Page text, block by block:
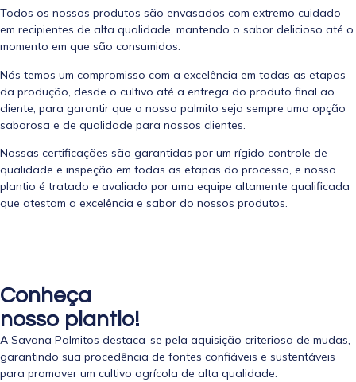
Todos os nossos produtos são envasados com extremo cuidado
em recipientes de alta qualidade, mantendo o sabor delicioso até o
momento em que são consumidos.
Nós temos um compromisso com a excelência em todas as etapas
da produção, desde o cultivo até a entrega do produto final ao
cliente, para garantir que o nosso palmito seja sempre uma opção
saborosa e de qualidade para nossos clientes.
Nossas certificações são garantidas por um rígido controle de
qualidade e inspeção em todas as etapas do processo, e nosso
plantio é tratado e avaliado por uma equipe altamente qualificada
que atestam a excelência e sabor do nossos produtos.
Conheça
nosso plantio!
A Savana Palmitos destaca-se pela aquisição criteriosa de mudas,
garantindo sua procedência de fontes confiáveis e sustentáveis
para promover um cultivo agrícola de alta qualidade.